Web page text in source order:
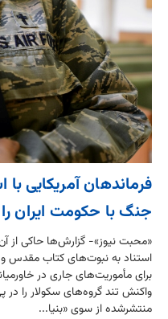
فرماندهان آمریکایی
جنگ با حکومت ایران
«محبت نیوز»- گزارش‌ها حاکی از
استناد به نبوت‌های کتاب مقدس و
برای مأموریت‌های جاری در
واکنش تند گروه‌های سکولار را
منتشرشده از سوی «بنیا...